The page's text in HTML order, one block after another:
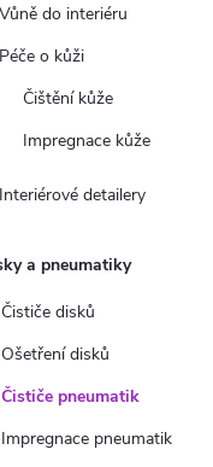
Vůně do interiéru
Péče o kůži
Čištění kůže
Impregnace kůže
Interiérové detailery
a pneumatiky
Čističe disků
Ošetření disků
Čističe pneumatik
Impregnace pneumatik